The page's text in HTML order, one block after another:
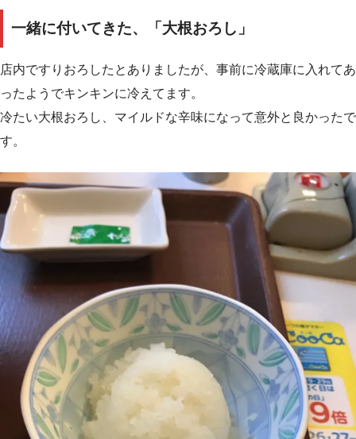
一緒に付いてきた、「大根おろし」
店内ですりおろしたとありましたが、事前に冷蔵庫に入れてあ
ったようでキンキンに冷えてます。
冷たい大根おろし、マイルドな辛味になって意外と良かったで
す。